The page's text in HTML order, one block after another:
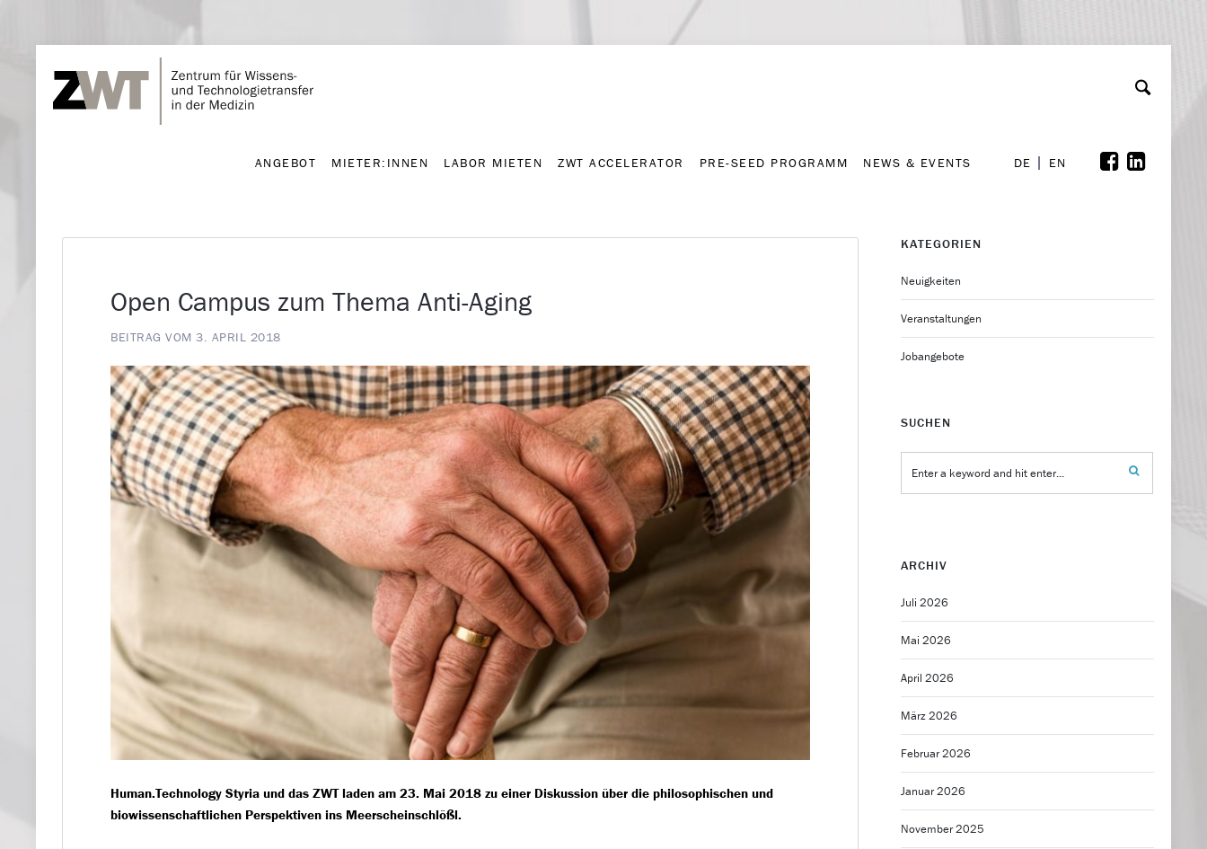
ANGEBOT
ANGEBOT MIETER:INNEN LABOR MIETEN ZWT ACCELERATOR PRE-SEED PROGRAMM NEWS & EVENTS DE EN
Open Campus zum Thema Anti-Aging
BEITRAG VOM 3. APRIL 2018
Human.Technology Styria und das ZWT laden am 23. Mai 2018 zu einer Diskussion über die philosophischen und
biowissenschaftlichen Perspektiven ins Meerscheinschlößl.
KATEGORIEN
Neuigkeiten
Veranstaltungen
Jobangebote
SUCHEN
ARCHIV
Juli 2026
Mai 2026
April 2026
März 2026
Februar 2026
Januar 2026
November 2025